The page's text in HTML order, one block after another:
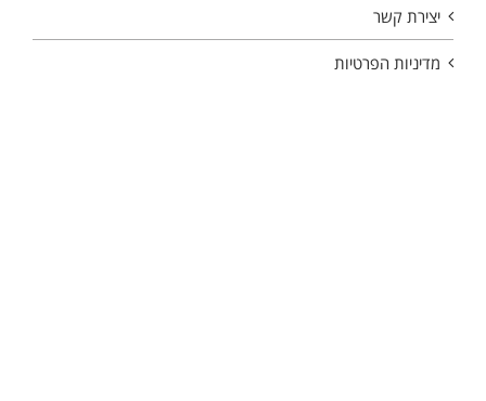
יצירת קשר
מדיניות הפרטיות